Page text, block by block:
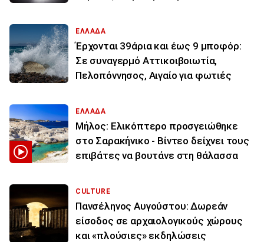
ΕΛΛΑΔΑ
Έρχονται 39άρια και έως 9 μποφόρ:
Σε συναγερμό Αττικοιβοιωτία,
Πελοπόννησος, Αιγαίο για φωτιές
ΕΛΛΑΔΑ
Μήλος: Ελικόπτερο προσγειώθηκε
στο Σαρακήνικο - Βίντεο δείχνει τους
επιβάτες να βουτάνε στη θάλασσα
CULTURE
Πανσέληνος Αυγούστου: Δωρεάν
είσοδος σε αρχαιολογικούς χώρους
και «πλούσιες» εκδηλώσεις